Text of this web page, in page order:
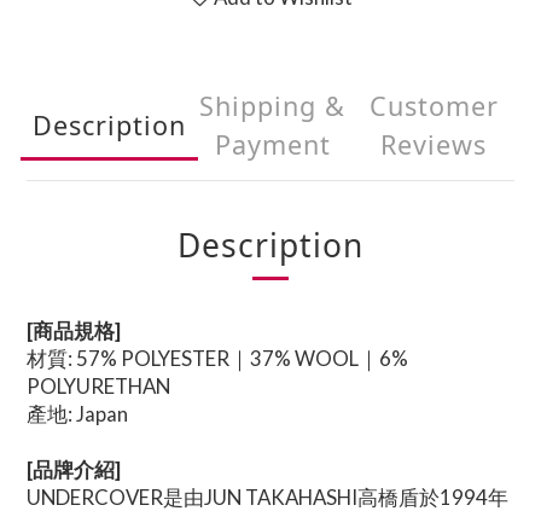
Description
Shipping &
Payment
Customer
Reviews
Description
[商品規格]
材質: 57% POLYESTER｜37% WOOL｜6%
POLYURETHAN
產地: Japan
[品牌介紹]
UNDERCOVER是由JUN TAKAHASHI高橋盾於1994年